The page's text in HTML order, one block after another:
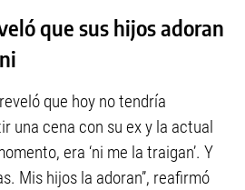
que sus hijos adoran
que hoy no tendría
una cena con su ex y la actual
era ‘ni me la traigan’. Y
Mis hijos la adoran”, reafirmó